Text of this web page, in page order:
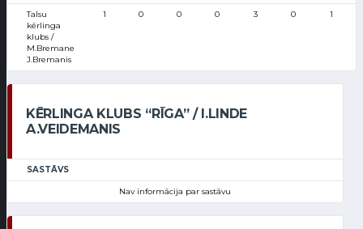
Talsu
kērlinga
klubs /
M.Bremane
J.Bremanis
1 0 0 0 3 0 1
KĒRLINGA KLUBS “RĪGA” / I.LINDE
A.VEIDEMANIS
SASTĀVS
Nav informācija par sastāvu